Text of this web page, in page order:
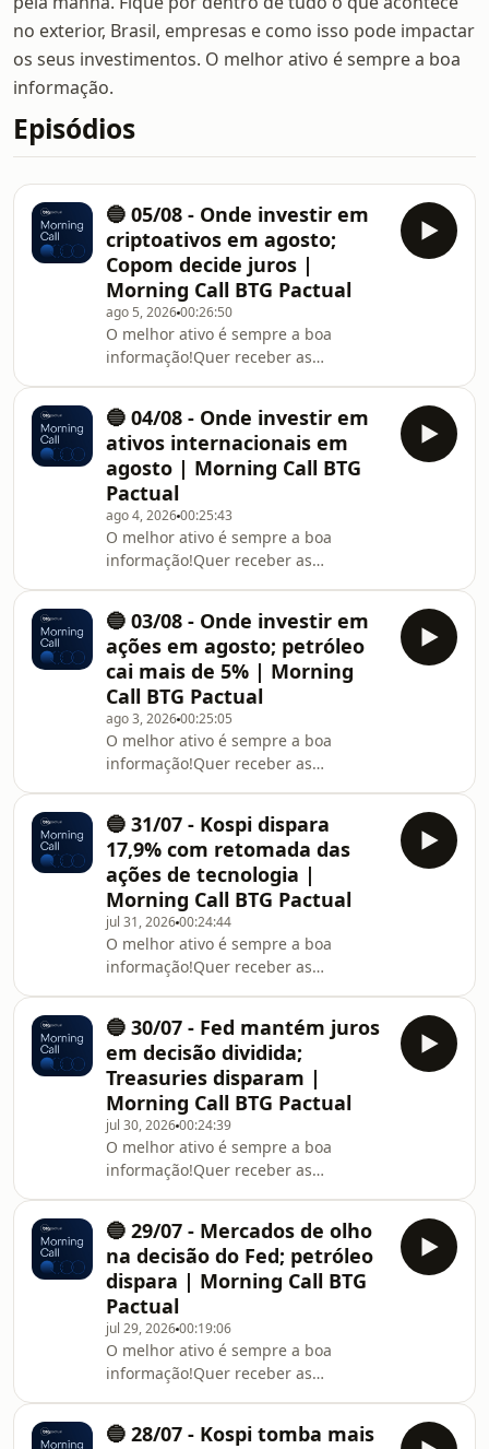
no exterior, Brasil, empresas e como isso pode impactar
os seus investimentos. O melhor ativo é sempre a boa
informação.
Episódios
🔵 05/08 - Onde investir em
criptoativos em agosto;
Copom decide juros |
Morning Call BTG Pactual
ago 5, 202600:26:50
O melhor ativo é sempre a boa
informação!Quer receber as
diretamente no seu e-mail? Acesse:
https://l.btgpactual.com/morning_call_spotify
🔵 04/08 - Onde investir em
ativos internacionais em
agosto | Morning Call BTG
Pactual
ago 4, 202600:25:43
O melhor ativo é sempre a boa
informação!Quer receber as
diretamente no seu e-mail? Acesse:
https://l.btgpactual.com/morning_call_spotify
🔵 03/08 - Onde investir em
ações em agosto; petróleo
cai mais de 5% | Morning
Call BTG Pactual
ago 3, 202600:25:05
O melhor ativo é sempre a boa
informação!Quer receber as
diretamente no seu e-mail? Acesse:
https://l.btgpactual.com/morning_call_spotify
🔵 31/07 - Kospi dispara
17,9% com retomada das
ações de tecnologia |
Morning Call BTG Pactual
jul 31, 202600:24:44
O melhor ativo é sempre a boa
informação!Quer receber as
diretamente no seu e-mail? Acesse:
https://l.btgpactual.com/morning_call_spotify
🔵 30/07 - Fed mantém juros
em decisão dividida;
Treasuries disparam |
Morning Call BTG Pactual
jul 30, 202600:24:39
O melhor ativo é sempre a boa
informação!Quer receber as
diretamente no seu e-mail? Acesse:
https://l.btgpactual.com/morning_call_spotify
🔵 29/07 - Mercados de olho
na decisão do Fed; petróleo
dispara | Morning Call BTG
Pactual
jul 29, 202600:19:06
O melhor ativo é sempre a boa
informação!Quer receber as
diretamente no seu e-mail? Acesse:
https://l.btgpactual.com/morning_call_spotify
🔵 28/07 - Kospi tomba mais